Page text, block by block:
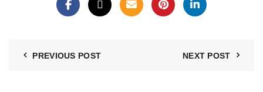
PREVIOUS POST NEXT POST